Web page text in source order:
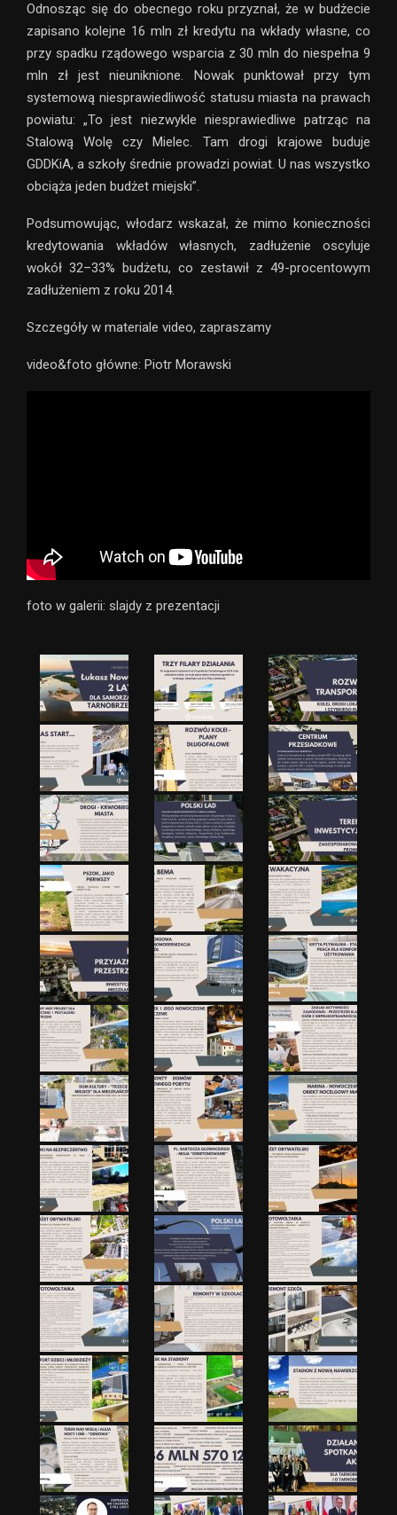
Odnosząc się do obecnego roku przyznał, że w budżecie
zapisano kolejne 16 mln zł kredytu na wkłady własne, co
przy spadku rządowego wsparcia z 30 mln do niespełna 9
mln zł jest nieuniknione. Nowak punktował przy tym
systemową niesprawiedliwość statusu miasta na prawach
powiatu: „To jest niezwykle niesprawiedliwe patrząc na
Stalową Wolę czy Mielec. Tam drogi krajowe buduje
GDDKiA, a szkoły średnie prowadzi powiat. U nas wszystko
obciąża jeden budżet miejski”.
Podsumowując, włodarz wskazał, że mimo konieczności
kredytowania wkładów własnych, zadłużenie oscyluje
wokół 32–33% budżetu, co zestawił z 49-procentowym
zadłużeniem z roku 2014.
Szczegóły w materiale video, zapraszamy
video&foto główne: Piotr Morawski
foto w galerii: slajdy z prezentacji